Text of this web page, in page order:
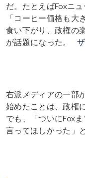
だ。たとえばFoxニ
「コーヒー価格も
食い下がり、政権の
が話題になった。
右派メディアの一部
始めたことは、政権
でも、「ついにFox
言ってほしかった」